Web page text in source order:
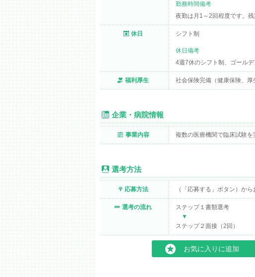
勤務時間備考
夜勤は月1～2回程度です。
休日 シフト制
休日備考
4週7休のシフト制、ゴール
福利厚生 社会保険完備（健康保険、
企業・病院情報
事業内容 複数の医療機関で臨床試験を
選考方法
応募方法 （「応募する」ボタン）から
選考の流れ
ステップ１書類選考
▼
ステップ２面接（2回）
お気に入りに追加